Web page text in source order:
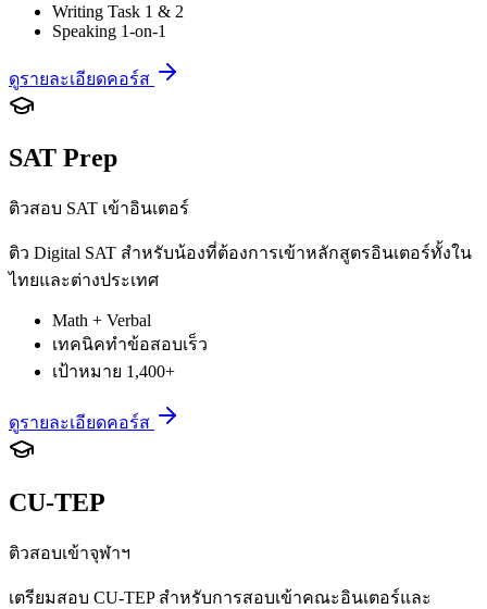
Writing Task 1 & 2
Speaking 1-on-1
ดูรายละเอียดคอร์ส
SAT Prep
ติวสอบ SAT เข้าอินเตอร์
ติว Digital SAT สำหรับน้องที่ต้องการเข้าหลักสูตรอินเตอร์ทั้งใน
ไทยและต่างประเทศ
Math + Verbal
เทคนิคทำข้อสอบเร็ว
เป้าหมาย 1,400+
ดูรายละเอียดคอร์ส
CU-TEP
ติวสอบเข้าจุฬาฯ
เตรียมสอบ CU-TEP สำหรับการสอบเข้าคณะอินเตอร์และ